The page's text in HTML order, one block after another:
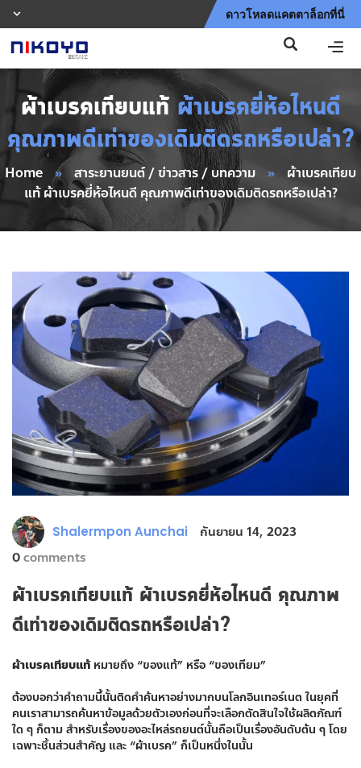
ดาวโหลดแคตตาล็อกที่นี่
ผ้าเบรคเทียบแท้ ผ้าเบรคยี่ห้อไหนดี
คุณภาพดีเท่าของเดิมติดรถหรือเปล่า?
Home » สาระยานยนต์ / ข่าวสาร / บทความ »
ผ้าเบรคเทียบ
แท้ ผ้าเบรคยี่ห้อไหนดี คุณภาพดีเท่าของเดิมติดรถหรือเปล่า?
Shalermpon Aunchai
กันยายน 14, 2023
0comments
ผ้าเบรคเทียบแท้ ผ้าเบรคยี่ห้อไหนดี คุณภาพ
ดีเท่าของเดิมติดรถหรือเปล่า?
ผ้าเบรคเทียบแท้หมายถึง “ของแท้” หรือ “ของเทียม”
ต้องบอกว่าคำถามนี้นั้นติดคำค้นหาอย่างมากบนโลกอินเทอร์เนต ในยุคที่
คนเราสามารถค้นหาข้อมูลด้วยตัวเองก่อนที่จะเลือกตัดสินใจใช้ผลิตภัณฑ์
ใด ๆ ก็ตาม สำหรับเรื่องของอะไหล่รถยนต์นั้นถือเป็นเรื่องอันดับต้น ๆ โดย
เฉพาะชิ้นส่วนสำคัญ และ “ผ้าเบรค” ก็เป็นหนึ่งในนั้น